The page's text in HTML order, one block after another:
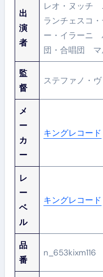
出
演
者
レオ・ヌッチ
ランチェスコ
ー・イラーニ
団・合唱団 マ
監
督
ステファノ・
メ
ー
カ
ー
キングレコード
レ
ー
ベ
ル
キングレコード
品
番
n_653kixm116